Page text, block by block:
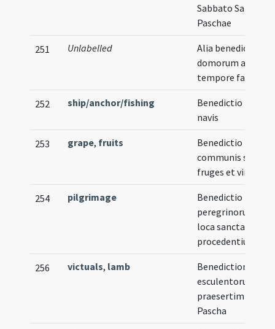
Sabbato Sancto
Paschae
251 Unlabelled
Alia benedictio
domorum alio
tempore facienda
252 ship/anchor/fishing
Benedictio novae
navis
253 grape, fruits
Benedictio
communis super
fruges et vineas
254 pilgrimage
Benedictio
peregrinorum ad
loca sancta
procedentium
256 victuals, lamb
Benedictiones
esculentorum
praesertim in
Pascha